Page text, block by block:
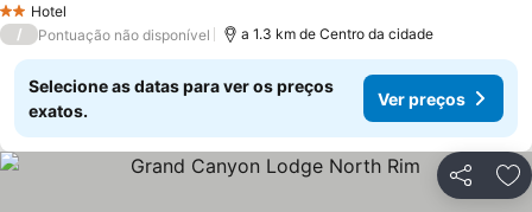
2 Estrelas
Hotel
/ Pontuação não disponível a 1.3 km de Centro da cidade
Selecione as datas para ver os preços
exatos.
Ver preços
Partilhar